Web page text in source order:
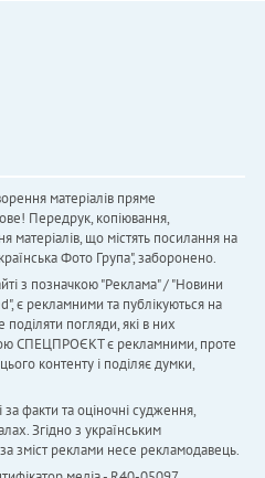
матеріалів пряме
Передрук, копіювання,
матеріалів, що містять посилання на
Фото Група", заборонено.
з позначкою "Реклама" / "Новини
є рекламними та публікуються на
погляди, які в них
СПЕЦПРОЄКТ є рекламними, проте
контенту і поділяє думки,
за факти та оціночні судження,
Згідно з українським
зміст реклами несе рекламодавець.